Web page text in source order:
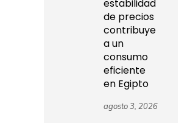
estabilidad
de precios
contribuye
a un
consumo
eficiente
en Egipto
agosto 3, 2026